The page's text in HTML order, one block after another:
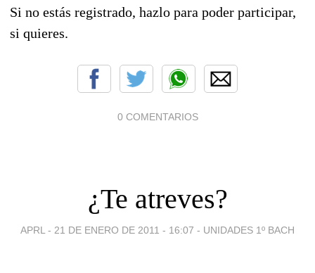
Si no estás registrado, hazlo para poder participar,
si quieres.
0 COMENTARIOS
¿Te atreves?
APRL - 21 DE ENERO DE 2011 - 16:07 - UNIDADES 1º BACH